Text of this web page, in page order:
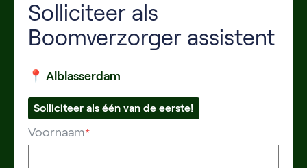
Solliciteer als
Boomverzorger assistent
📍 Alblasserdam
Solliciteer als één van de eerste!
Voornaam*